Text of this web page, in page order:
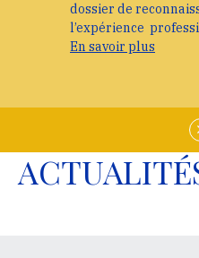
dossier de
l’expérience
En savoir plus